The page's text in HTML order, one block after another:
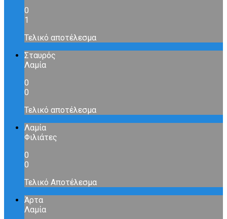
0
1
Τελικό αποτέλεσμα
Σταυρός
Λαμία
0
0
Τελικό αποτέλεσμα
Λαμία
Φιλιάτες
0
0
Τελικό Αποτέλεσμα
Άρτα
Λαμία